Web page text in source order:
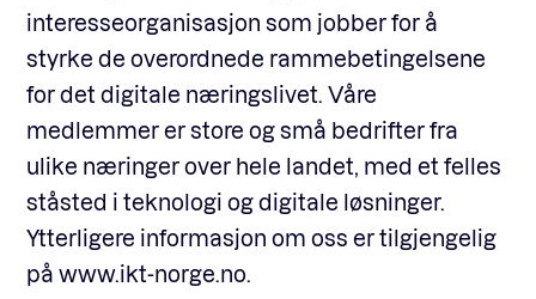
interesseorganisasjon som jobber for å
styrke de overordnede rammebetingelsene
for det digitale næringslivet. Våre
medlemmer er store og små bedrifter fra
ulike næringer over hele landet, med et felles
ståsted i teknologi og digitale løsninger.
Ytterligere informasjon om oss er tilgjengelig
på www.ikt-norge.no.